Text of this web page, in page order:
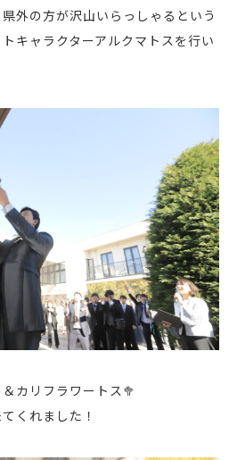
外の方が沢山いらっしゃるという
キャラクターアルクマトスを行い
カリフラワートス🥦
くれました！